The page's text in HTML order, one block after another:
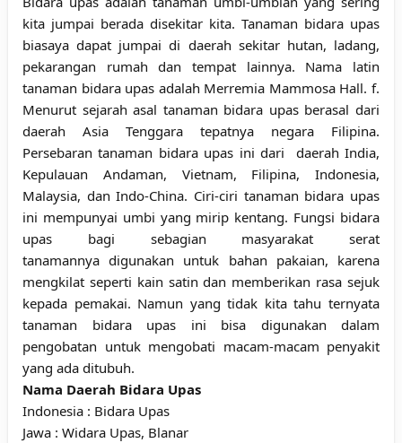
kita jumpai berada disekitar kita. Tanaman bidara upas
biasaya dapat jumpai di daerah sekitar hutan, ladang,
pekarangan rumah dan tempat lainnya. Nama latin
tanaman bidara upas adalah Merremia Mammosa Hall. f.
Menurut sejarah asal tanaman bidara upas berasal dari
daerah Asia Tenggara tepatnya negara Filipina.
Persebaran tanaman bidara upas ini dari daerah India,
Kepulauan Andaman, Vietnam, Filipina, Indonesia,
Malaysia, dan Indo-China. Ciri-ciri tanaman bidara upas
ini mempunyai umbi yang mirip kentang. Fungsi bidara
upas bagi sebagian masyarakat serat
tanamannya digunakan untuk bahan pakaian, karena
mengkilat seperti kain satin dan memberikan rasa sejuk
kepada pemakai. Namun yang tidak kita tahu ternyata
tanaman bidara upas ini bisa digunakan dalam
pengobatan untuk mengobati macam-macam penyakit
yang ada ditubuh.
Nama Daerah Bidara Upas
Indonesia : Bidara Upas
Jawa : Widara Upas, Blanar